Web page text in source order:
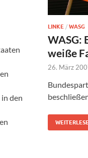
den
LINKE / WASG
WASG:
weiße
26. März